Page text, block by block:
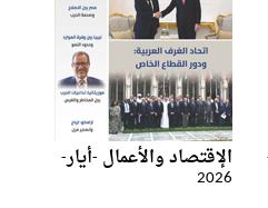
الإقتصاد والأعمال -أيار-
2026